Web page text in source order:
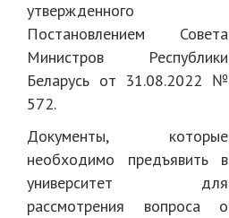
утвержденного
Постановлением Совета
Министров Республики
Беларусь от 31.08.2022 №
572.
Документы, которые
необходимо предъявить в
университет для
рассмотрения вопроса о